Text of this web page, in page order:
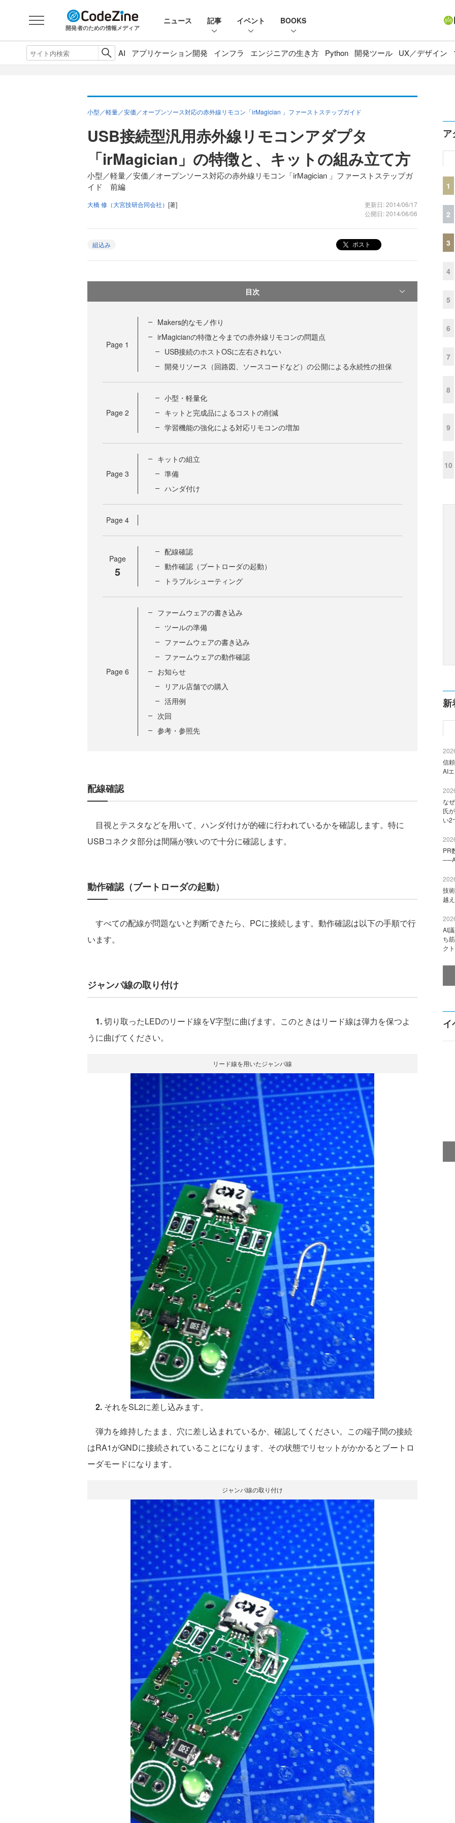
開発者のための情報メディア
ニュース 記事 イベント BOOKS
AI アプリケーション開発 インフラ エンジニアの生き方 Python 開発ツール UX／デザイン
小型／軽量／安価／オープンソース対応の赤外線リモコン「irMagician 」ファーストステップガイド
USB接続型汎用赤外線リモコンアダプタ
「irMagician」の特徴と、キットの組み立て方
小型／軽量／安価／オープンソース対応の赤外線リモコン「irMagician 」ファーストステップガ
イド 前編
大橋 修（大宮技研合同会社） [著]
更新日: 2014/06/17
公開日: 2014/06/06
組込み ポスト
目次
Page 1
Makers的なモノ作り
irMagicianの特徴と今までの赤外線リモコンの問題点
USB接続のホストOSに左右されない
開発リソース（回路図、ソースコードなど）の公開による永続性の担保
Page 2
小型・軽量化
キットと完成品によるコストの削減
学習機能の強化による対応リモコンの増加
Page 3
キットの組立
準備
ハンダ付け
Page 4
Page
5
配線確認
動作確認（ブートローダの起動）
トラブルシューティング
Page 6
ファームウェアの書き込み
ツールの準備
ファームウェアの書き込み
ファームウェアの動作確認
お知らせ
リアル店舗での購入
活用例
次回
参考・参照先
配線確認
目視とテスタなどを用いて、ハンダ付けが的確に行われているかを確認します。特に
USBコネクタ部分は間隔が狭いので十分に確認します。
動作確認（ブートローダの起動）
すべての配線が問題ないと判断できたら、PCに接続します。動作確認は以下の手順で行
います。
ジャンパ線の取り付け
1.切り取ったLEDのリード線をV字型に曲げます。このときはリード線は弾力を保つよ
うに曲げてください。
リード線を用いたジャンパ線
2. それをSL2に差し込みます。
弾力を維持したまま、穴に差し込まれているか、確認してください。この端子間の接続
はRA1がGNDに接続されていることになります、その状態でリセットがかかるとブートロ
ーダモードになります。
ジャンパ線の取り付け
ア
1
2
3
4
5
6
7
8
9
10
新
信
AI
な
氏
い2
PR
技
越
AI
ち
ク
イ